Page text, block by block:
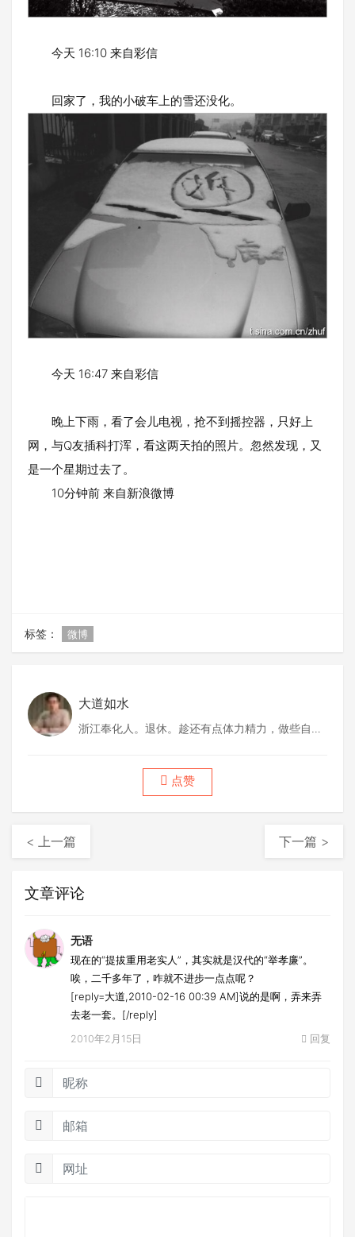
今天 16:10 来自彩信
回家了，我的小破车上的雪还没化。
今天 16:47 来自彩信
晚上下雨，看了会儿电视，抢不到摇控器，只好上
网，与Q友插科打浑，看这两天拍的照片。忽然发现，又
是一个星期过去了。
10分钟前 来自新浪微博
标签： 微博
大道如水
浙江奉化人。退休。趁还有点体力精力，做些自己
点赞
< 上一篇 下一篇 >
文章评论
无语
现在的“提拔重用老实人”，其实就是汉代的“举孝廉”。
唉，二千多年了，咋就不进步一点点呢？
[reply=大道,2010-02-16 00:39 AM]说的是啊，弄来弄
去老一套。[/reply]
2010年2月15日 回复